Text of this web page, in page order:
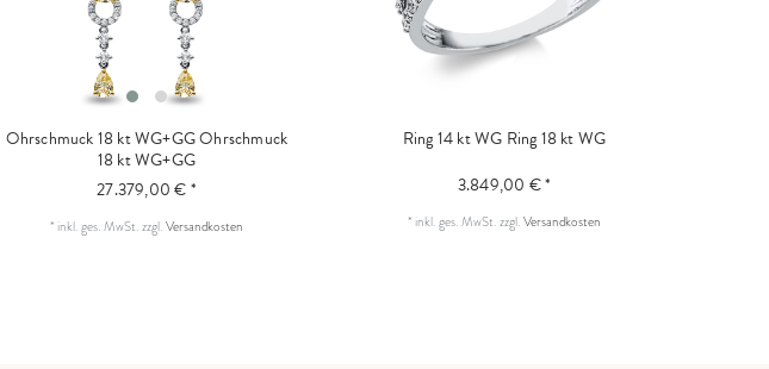
Ohrschmuck 18 kt WG+GGOhrschmuck
18 kt WG+GG
27.379,00 € *
* inkl. ges. MwSt.zzgl.Versandkosten
Ring 14 kt WG Ring 18 kt WG
3.849,00 € *
* inkl. ges. MwSt.zzgl.Versandkosten